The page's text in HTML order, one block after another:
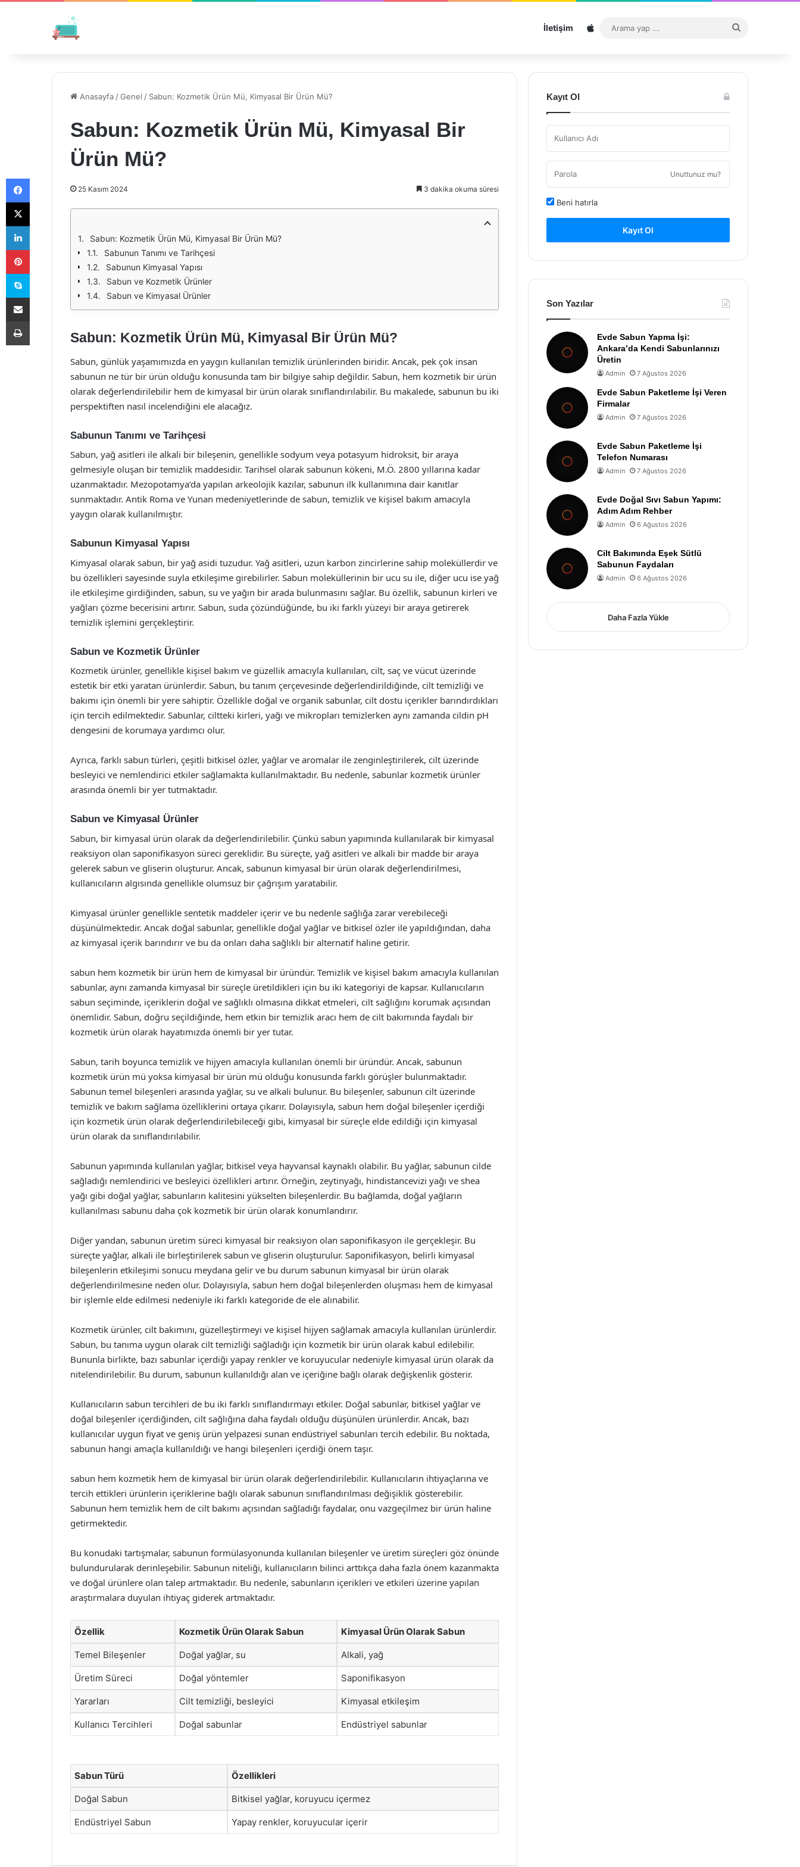
İletişim Sitemap
...
Anasayfa /Genel / Sabun: Kozmetik Ürün Mü, Kimyasal Bir Ürün Mü?
Sabun: Kozmetik Ürün Mü, Kimyasal Bir
Ürün Mü?
25 Kasım 2024 3 dakika okuma süresi
Sabun: Kozmetik Ürün Mü, Kimyasal Bir Ürün Mü?
Sabunun Tanımı ve Tarihçesi
Sabunun Kimyasal Yapısı
Sabun ve Kozmetik Ürünler
Sabun ve Kimyasal Ürünler
Sabun: Kozmetik Ürün Mü, Kimyasal Bir Ürün Mü?
Sabun, günlük yaşamımızda en yaygın kullanılan temizlik ürünlerinden biridir. Ancak, pek çok insan
sabunun ne tür bir ürün olduğu konusunda tam bir bilgiye sahip değildir. Sabun, hem kozmetik bir ürün
olarak değerlendirilebilir hem de kimyasal bir ürün olarak sınıflandırılabilir. Bu makalede, sabunun bu iki
perspektiften nasıl incelendiğini ele alacağız.
Sabunun Tanımı ve Tarihçesi
Sabun, yağ asitleri ile alkali bir bileşenin, genellikle sodyum veya potasyum hidroksit, bir araya
gelmesiyle oluşan bir temizlik maddesidir. Tarihsel olarak sabunun kökeni, M.Ö. 2800 yıllarına kadar
uzanmaktadır. Mezopotamya’da yapılan arkeolojik kazılar, sabunun ilk kullanımına dair kanıtlar
sunmaktadır. Antik Roma ve Yunan medeniyetlerinde de sabun, temizlik ve kişisel bakım amacıyla
yaygın olarak kullanılmıştır.
Sabunun Kimyasal Yapısı
Kimyasal olarak sabun, bir yağ asidi tuzudur. Yağ asitleri, uzun karbon zincirlerine sahip moleküllerdir ve
bu özellikleri sayesinde suyla etkileşime girebilirler. Sabun moleküllerinin bir ucu su ile, diğer ucu ise yağ
ile etkileşime girdiğinden, sabun, su ve yağın bir arada bulunmasını sağlar. Bu özellik, sabunun kirleri ve
yağları çözme becerisini artırır. Sabun, suda çözündüğünde, bu iki farklı yüzeyi bir araya getirerek
temizlik işlemini gerçekleştirir.
Sabun ve Kozmetik Ürünler
Kozmetik ürünler, genellikle kişisel bakım ve güzellik amacıyla kullanılan, cilt, saç ve vücut üzerinde
estetik bir etki yaratan ürünlerdir. Sabun, bu tanım çerçevesinde değerlendirildiğinde, cilt temizliği ve
bakımı için önemli bir yere sahiptir. Özellikle doğal ve organik sabunlar, cilt dostu içerikler barındırdıkları
için tercih edilmektedir. Sabunlar, ciltteki kirleri, yağı ve mikropları temizlerken aynı zamanda cildin pH
dengesini de korumaya yardımcı olur.
Ayrıca, farklı sabun türleri, çeşitli bitkisel özler, yağlar ve aromalar ile zenginleştirilerek, cilt üzerinde
besleyici ve nemlendirici etkiler sağlamakta kullanılmaktadır. Bu nedenle, sabunlar kozmetik ürünler
arasında önemli bir yer tutmaktadır.
Sabun ve Kimyasal Ürünler
Sabun, bir kimyasal ürün olarak da değerlendirilebilir. Çünkü sabun yapımında kullanılarak bir kimyasal
reaksiyon olan saponifikasyon süreci gereklidir. Bu süreçte, yağ asitleri ve alkali bir madde bir araya
gelerek sabun ve gliserin oluşturur. Ancak, sabunun kimyasal bir ürün olarak değerlendirilmesi,
kullanıcıların algısında genellikle olumsuz bir çağrışım yaratabilir.
Kimyasal ürünler genellikle sentetik maddeler içerir ve bu nedenle sağlığa zarar verebileceği
düşünülmektedir. Ancak doğal sabunlar, genellikle doğal yağlar ve bitkisel özler ile yapıldığından, daha
az kimyasal içerik barındırır ve bu da onları daha sağlıklı bir alternatif haline getirir.
sabun hem kozmetik bir ürün hem de kimyasal bir üründür. Temizlik ve kişisel bakım amacıyla kullanılan
sabunlar, aynı zamanda kimyasal bir süreçle üretildikleri için bu iki kategoriyi de kapsar. Kullanıcıların
sabun seçiminde, içeriklerin doğal ve sağlıklı olmasına dikkat etmeleri, cilt sağlığını korumak açısından
önemlidir. Sabun, doğru seçildiğinde, hem etkin bir temizlik aracı hem de cilt bakımında faydalı bir
kozmetik ürün olarak hayatımızda önemli bir yer tutar.
Sabun, tarih boyunca temizlik ve hijyen amacıyla kullanılan önemli bir üründür. Ancak, sabunun
kozmetik ürün mü yoksa kimyasal bir ürün mü olduğu konusunda farklı görüşler bulunmaktadır.
Sabunun temel bileşenleri arasında yağlar, su ve alkali bulunur. Bu bileşenler, sabunun cilt üzerinde
temizlik ve bakım sağlama özelliklerini ortaya çıkarır. Dolayısıyla, sabun hem doğal bileşenler içerdiği
için kozmetik ürün olarak değerlendirilebileceği gibi, kimyasal bir süreçle elde edildiği için kimyasal
ürün olarak da sınıflandırılabilir.
Sabunun yapımında kullanılan yağlar, bitkisel veya hayvansal kaynaklı olabilir. Bu yağlar, sabunun cilde
sağladığı nemlendirici ve besleyici özellikleri artırır. Örneğin, zeytinyağı, hindistancevizi yağı ve shea
yağı gibi doğal yağlar, sabunların kalitesini yükselten bileşenlerdir. Bu bağlamda, doğal yağların
kullanılması sabunu daha çok kozmetik bir ürün olarak konumlandırır.
Diğer yandan, sabunun üretim süreci kimyasal bir reaksiyon olan saponifikasyon ile gerçekleşir. Bu
süreçte yağlar, alkali ile birleştirilerek sabun ve gliserin oluşturulur. Saponifikasyon, belirli kimyasal
bileşenlerin etkileşimi sonucu meydana gelir ve bu durum sabunun kimyasal bir ürün olarak
değerlendirilmesine neden olur. Dolayısıyla, sabun hem doğal bileşenlerden oluşması hem de kimyasal
bir işlemle elde edilmesi nedeniyle iki farklı kategoride de ele alınabilir.
Kozmetik ürünler, cilt bakımını, güzelleştirmeyi ve kişisel hijyen sağlamak amacıyla kullanılan ürünlerdir.
Sabun, bu tanıma uygun olarak cilt temizliği sağladığı için kozmetik bir ürün olarak kabul edilebilir.
Bununla birlikte, bazı sabunlar içerdiği yapay renkler ve koruyucular nedeniyle kimyasal ürün olarak da
nitelendirilebilir. Bu durum, sabunun kullanıldığı alan ve içeriğine bağlı olarak değişkenlik gösterir.
Kullanıcıların sabun tercihleri de bu iki farklı sınıflandırmayı etkiler. Doğal sabunlar, bitkisel yağlar ve
doğal bileşenler içerdiğinden, cilt sağlığına daha faydalı olduğu düşünülen ürünlerdir. Ancak, bazı
kullanıcılar uygun fiyat ve geniş ürün yelpazesi sunan endüstriyel sabunları tercih edebilir. Bu noktada,
sabunun hangi amaçla kullanıldığı ve hangi bileşenleri içerdiği önem taşır.
sabun hem kozmetik hem de kimyasal bir ürün olarak değerlendirilebilir. Kullanıcıların ihtiyaçlarına ve
tercih ettikleri ürünlerin içeriklerine bağlı olarak sabunun sınıflandırılması değişiklik gösterebilir.
Sabunun hem temizlik hem de cilt bakımı açısından sağladığı faydalar, onu vazgeçilmez bir ürün haline
getirmektedir.
Bu konudaki tartışmalar, sabunun formülasyonunda kullanılan bileşenler ve üretim süreçleri göz önünde
bulundurularak derinleşebilir. Sabunun niteliği, kullanıcıların bilinci arttıkça daha fazla önem kazanmakta
ve doğal ürünlere olan talep artmaktadır. Bu nedenle, sabunların içerikleri ve etkileri üzerine yapılan
araştırmalara duyulan ihtiyaç giderek artmaktadır.
Özellik Kozmetik Ürün Olarak Sabun Kimyasal Ürün Olarak Sabun
Temel Bileşenler Doğal yağlar, su Alkali, yağ
Üretim Süreci Doğal yöntemler Saponifikasyon
Yararları Cilt temizliği, besleyici Kimyasal etkileşim
Kullanıcı Tercihleri Doğal sabunlar Endüstriyel sabunlar
Sabun Türü Özellikleri
Doğal Sabun Bitkisel yağlar, koruyucu içermez
Endüstriyel Sabun Yapay renkler, koruyucular içerir
Kayıt Ol
Unuttunuz mu?
Beni hatırla
Kayıt Ol
Son Yazılar
Evde Sabun Yapma İşi:
Ankara’da Kendi Sabunlarınızı
Üretin
Admin 7 Ağustos 2026
Evde Sabun Paketleme İşi Veren
Firmalar
Admin 7 Ağustos 2026
Evde Sabun Paketleme İşi
Telefon Numarası
Admin 7 Ağustos 2026
Evde Doğal Sıvı Sabun Yapımı:
Adım Adım Rehber
Admin 6 Ağustos 2026
Cilt Bakımında Eşek Sütlü
Sabunun Faydaları
Admin 6 Ağustos 2026
Daha Fazla Yükle
Facebook
X
LinkedIn
Pinterest
Skype
E-Posta ile paylaş